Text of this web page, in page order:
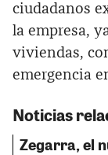
ciudadanos
la empresa,
viviendas,
emergencia
Noticias
Zegarra, el